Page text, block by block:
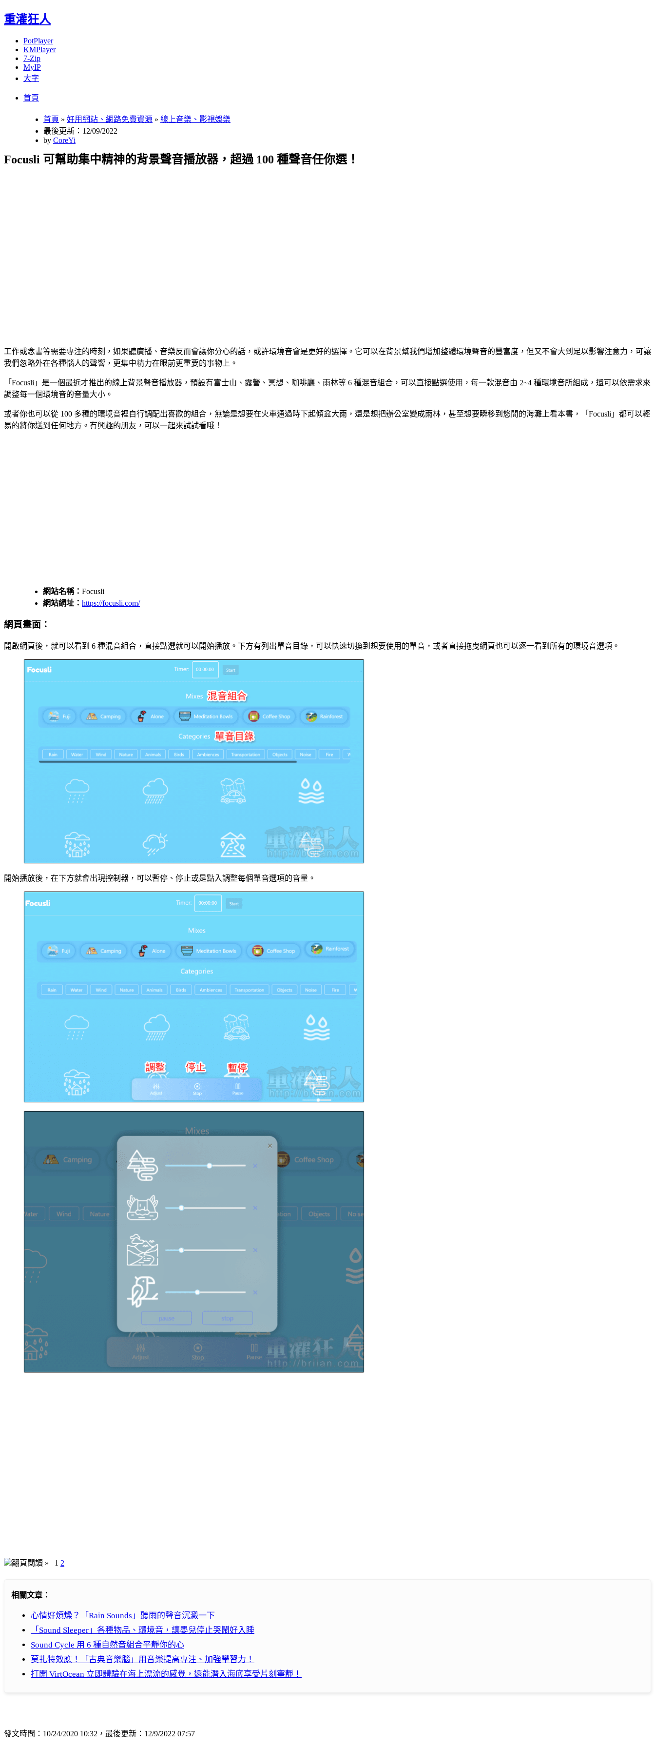
重灌狂人
PotPlayer
KMPlayer
7-Zip
MyIP
大字
首頁
首頁 » 好用網站、網路免費資源 » 線上音樂、影視娛樂
最後更新：12/09/2022
by CoreYi
Focusli 可幫助集中精神的背景聲音播放器，超過 100 種聲音任你選！
工作或念書等需要專注的時刻，如果聽廣播、音樂反而會讓你分心的話，或許環境音會是更好的選擇。它可以在背景幫我們增加整體環境聲音的豐富度，但又不會大到足以影響注意力，可讓
我們忽略外在各種惱人的聲響，更集中精力在眼前更重要的事物上。
「Focusli」是一個最近才推出的線上背景聲音播放器，預設有富士山、露營、冥想、咖啡廳、雨林等 6 種混音組合，可以直接點選使用，每一款混音由 2~4 種環境音所組成，還可以依需求來
調整每一個環境音的音量大小。
或者你也可以從 100 多種的環境音裡自行調配出喜歡的組合，無論是想要在火車通過時下起傾盆大雨，還是想把辦公室變成雨林，甚至想要瞬移到悠閒的海灘上看本書，「Focusli」都可以輕
易的將你送到任何地方。有興趣的朋友，可以一起來試試看哦！
網站名稱： Focusli
網站網址： https://focusli.com/
網頁畫面：
開啟網頁後，就可以看到 6 種混音組合，直接點選就可以開始播放。下方有列出單音目錄，可以快速切換到想要使用的單音，或者直接拖曳網頁也可以逐一看到所有的環境音選項。
開始播放後，在下方就會出現控制器，可以暫停、停止或是點入調整每個單音選項的音量。
翻頁閱讀 » 1 2
相關文章：
心情好煩燥？「Rain Sounds」聽雨的聲音沉澱一下
「Sound Sleeper」各種物品、環境音，讓嬰兒停止哭鬧好入睡
Sound Cycle 用 6 種自然音組合平靜你的心
莫扎特效應！「古典音樂腦」用音樂提高專注、加強學習力！
打開 VirtOcean 立即體驗在海上漂流的感覺，還能潛入海底享受片刻寧靜！
發文時間：10/24/2020 10:32，最後更新：12/9/2022 07:57